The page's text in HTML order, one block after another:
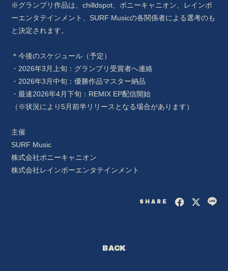
BLOG
RADIO
PHOTO
※グランプリ作品は、chilldspot、ポニーキャニオン、レインボ
ーエンタテインメント、SURF Musicの各関係者による選考のも
と決定されます。
＊今後のスケジュール（予定）
・2026年3月上旬：グランプリ受賞者へ連絡
・2026年3月中旬：優勝作品マスター納品
・最速2026年4月下旬：REMIX EP配信開始
（※状況により5月前半リリースとなる場合があります）
主催
SURF Music
株式会社ポニーキャニオン
株式会社レインボーエンタテインメント
SHARE
BACK